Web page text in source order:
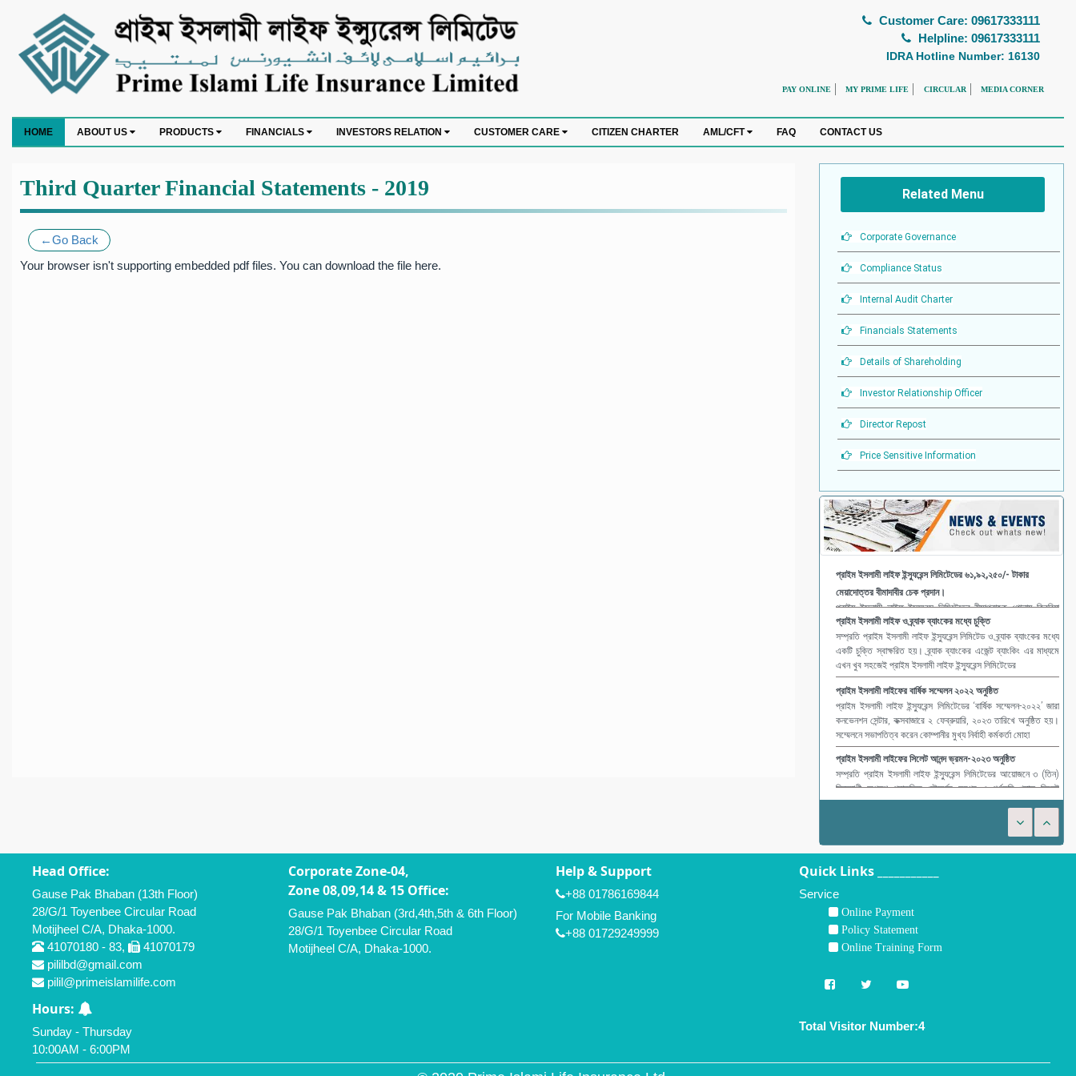
Customer Care: 09617333111
Helpline: 09617333111
IDRA Hotline Number: 16130
PAY ONLINE MY PRIME LIFE CIRCULAR MEDIA CORNER
HOME ABOUT US PRODUCTS FINANCIALS INVESTORS RELATION CUSTOMER CARE CITIZEN CHARTER AML/CFT FAQ CONTACT US
Third Quarter Financial Statements - 2019
←Go Back
Your browser isn't supporting embedded pdf files. You can download the file here.
Related Menu
Corporate Governance
Compliance Status
Internal Audit Charter
Financials Statements
Details of Shareholding
Investor Relationship Officer
Director Repost
Price Sensitive Information
প্রাইম ইসলামী লাইফ ও ব্র্যাক ব্যাংকের মধ্যে চুক্তি
সম্প্রতি প্রাইম ইসলামী লাইফ ইন্স্যুরেন্স লিমিটেড ও ব্র্যাক ব্যাংকের মধ্যে
একটি চুক্তি স্বাক্ষরিত হয়। ব্র্যাক ব্যাংকের এজেন্ট ব্যাংকিং এর মাধ্যমে
এখন খুব সহজেই প্রাইম ইসলামী লাইফ ইন্স্যুরেন্স লিমিটেডের
প্রাইম ইসলামী লাইফের বার্ষিক সম্মেলন ২০২২ অনুষ্ঠিত
প্রাইম ইসলামী লাইফ ইন্স্যুরেন্স লিমিটেডের ‘বার্ষিক সম্মেলন-২০২২’ জারা
কনভেনশন সেন্টার, কক্সবাজারে ২ ফেব্রুয়ারি, ২০২৩ তারিখে অনুষ্ঠিত হয়।
সম্মেলনে সভাপতিত্ব করেন কোম্পানীর মুখ্য নির্বাহী কর্মকর্তা মোহা
প্রাইম ইসলামী লাইফের সিলেট আনন্দ ভ্রমন-২০২৩ অনুষ্ঠিত
সম্প্রতি প্রাইম ইসলামী লাইফ ইন্স্যুরেন্স লিমিটেডের আয়োজনে ৩ (তিন)
দিনব্যাপী অপরূপ প্রাকৃতিক সৌন্দর্যের ভরপুর ও পূর্ণভুমি খ্যাত সিলেট
জাফলং, সাদাপাথর আনন্দ ভ্রমন-২০২৩ অনুষ্ঠিত হয়। হোটেল গার্ডেন ইন-
এর ব
Head Office:
Gause Pak Bhaban (13th Floor)
28/G/1 Toyenbee Circular Road
Motijheel C/A, Dhaka-1000.
41070180 - 83,
41070179
pililbd@gmail.com
pilil@primeislamilife.com
Hours:
Sunday - Thursday
10:00AM - 6:00PM
Corporate Zone-04,
Zone 08,09,14 & 15 Office:
Gause Pak Bhaban (3rd,4th,5th & 6th Floor)
28/G/1 Toyenbee Circular Road
Motijheel C/A, Dhaka-1000.
Help & Support
+88 01786169844
For Mobile Banking
+88 01729249999
Quick Links ___________
Service
Online Payment
Policy Statement
Online Training Form
Total Visitor Number:4